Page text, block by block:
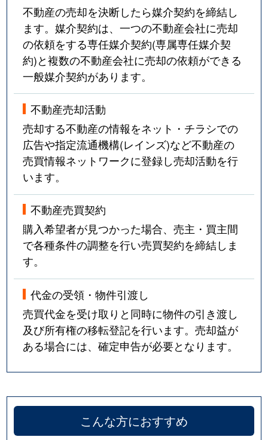
不動産の売却を決断したら媒介契約を締結し
ます。媒介契約は、一つの不動産会社に売却
の依頼をする専任媒介契約(専属専任媒介契
約)と複数の不動産会社に売却の依頼ができる
一般媒介契約があります。
不動産売却活動
売却する不動産の情報をネット・チラシでの
広告や指定流通機構(レインズ)など不動産の
売買情報ネットワークに登録し売却活動を行
います。
不動産売買契約
購入希望者が見つかった場合、売主・買主間
で各種条件の調整を行い売買契約を締結しま
す。
代金の受領・物件引渡し
売買代金を受け取りと同時に物件の引き渡し
及び所有権の移転登記を行います。売却益が
ある場合には、確定申告が必要となります。
こんな方におすすめ